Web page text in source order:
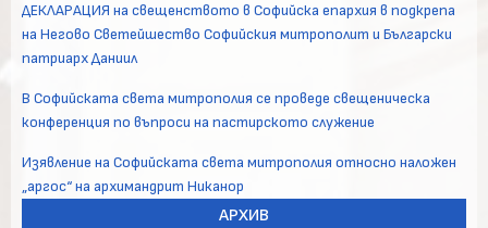
ДЕКЛАРАЦИЯ на свещенството в Софийска епархия в подкрепа
на Негово Светейшество Софийския митрополит и Български
патриарх Даниил
В Софийската света митрополия се проведе свещеническа
конференция по въпроси на пастирското служение
Изявление на Софийската света митрополия относно наложен
„аргос“ на архимандрит Никанор
АРХИВ